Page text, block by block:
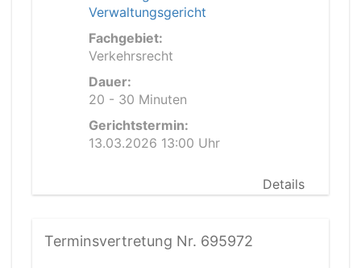
Verwaltungsgericht
Fachgebiet:
Verkehrsrecht
Dauer:
20 - 30 Minuten
Gerichtstermin:
13.03.2026 13:00 Uhr
Details
Terminsvertretung Nr. 695972